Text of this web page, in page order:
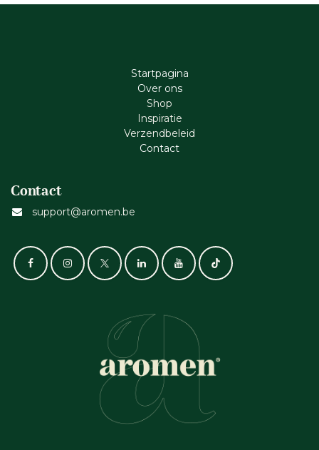
Startpagina
Ove​r​ ons
Shop
Inspiratie
Verzendbeleid
Cont​act
Contact
support@aromen.be